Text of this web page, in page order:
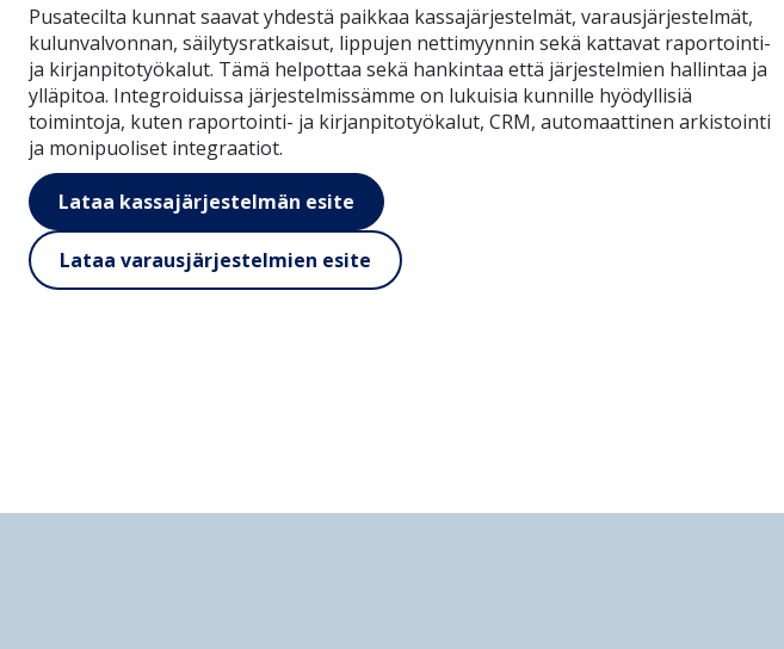
Pusatecilta kunnat saavat yhdestä paikkaa kassajärjestelmät, varausjärjestelmät,
kulunvalvonnan, säilytysratkaisut, lippujen nettimyynnin sekä kattavat raportointi-
ja kirjanpitotyökalut. Tämä helpottaa sekä hankintaa että järjestelmien hallintaa ja
ylläpitoa. Integroiduissa järjestelmissämme on lukuisia kunnille hyödyllisiä
toimintoja, kuten raportointi- ja kirjanpitotyökalut, CRM, automaattinen arkistointi
ja monipuoliset integraatiot.
Lataa kassajärjestelmän esite
Lataa varausjärjestelmien esite